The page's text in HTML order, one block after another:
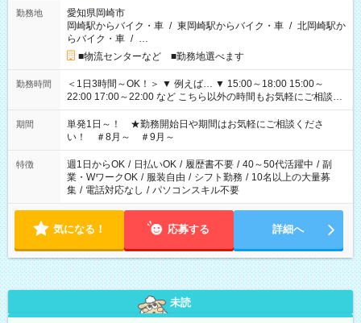
勤務地
愛知県岡崎市
岡崎駅からバイク・車 / 東岡崎駅からバイク・車 / 北岡崎駅か
らバイク・車 / …
■物流センターなど ■勤務地選べます
勤務時間
＜1日3時間～OK！＞ ▼ 例えば… ▼ 15:00～18:00 15:00～
22:00 17:00～22:00 など こちら以外の時間もお気軽にご相談く
ださい！
期間
単発1日～！ ★勤務開始日や期間はお気軽にご相談くださ
い！ ＃8月～ ＃9月～
特徴 週1日からOK / 日払いOK / 履歴書不要 / 40～50代活躍中 / 副
業・WワークOK / 服装自由 / シフト勤務 / 10名以上の大量募
集 / 電話対応なし / パソコンスキル不要
気になる！ 応募する 詳細へ
未読